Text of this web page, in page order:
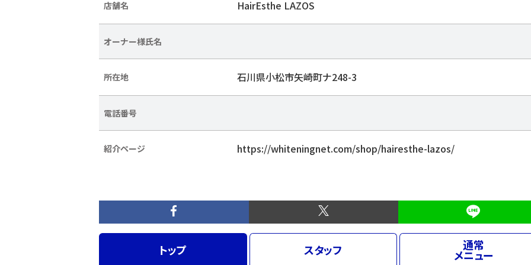
店舗名 HairEsthe LAZOS
オーナー様氏名
所在地 石川県小松市矢崎町ナ248-3
電話番号
紹介ページ https://whiteningnet.com/shop/hairesthe-lazos/
トップ スタッフ 通常
メニュー